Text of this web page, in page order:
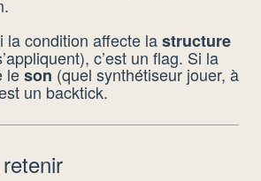
la condition affecte lastructure
c’est un flag. Si la
leson (quel synthétiseur jouer, à
un backtick.